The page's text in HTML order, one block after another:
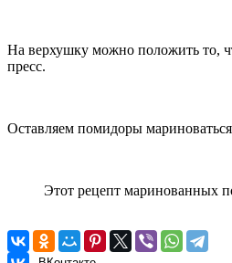
На верхушку можно положить то,
пресс.
Оставляем помидоры мариноваться
Этот рецепт маринованных